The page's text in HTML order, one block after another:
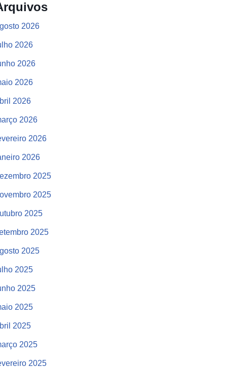
2026
2026
2026
2026
2026
2026
2026
2026
2025
2025
2025
2025
2025
2025
2025
2025
2025
2025
2025